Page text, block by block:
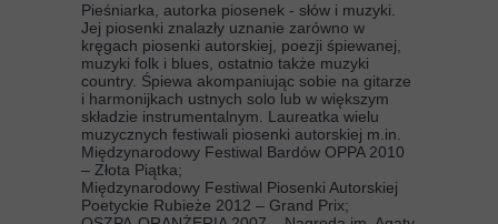
Pieśniarka, autorka piosenek - słów i muzyki.
Jej piosenki znalazły uznanie zarówno w
kręgach piosenki autorskiej, poezji śpiewanej,
muzyki folk i blues, ostatnio także muzyki
country. Śpiewa akompaniując sobie na gitarze
i harmonijkach ustnych solo lub w większym
składzie instrumentalnym. Laureatka wielu
muzycznych festiwali piosenki autorskiej m.in.
Międzynarodowy Festiwal Bardów OPPA 2010
– Złota Piątka;
Międzynarodowy Festiwal Piosenki Autorskiej
Poetyckie Rubieże 2012 – Grand Prix;